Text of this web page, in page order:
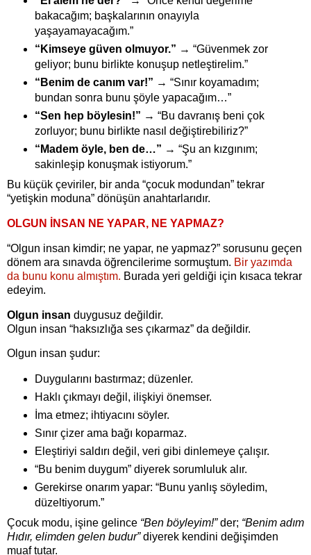
bakacağım; başkalarının onayıyla
yaşayamayacağım.”
“Kimseye güven olmuyor.” → “Güvenmek zor
geliyor; bunu birlikte konuşup netleştirelim.”
“Benim de canım var!” → “Sınır koyamadım;
bundan sonra bunu şöyle yapacağım…”
“Sen hep böylesin!” → “Bu davranış beni çok
zorluyor; bunu birlikte nasıl değiştirebiliriz?”
“Madem öyle, ben de…” → “Şu an kızgınım;
sakinleşip konuşmak istiyorum.”
Bu küçük çeviriler, bir anda “çocuk modundan” tekrar
“yetişkin moduna” dönüşün anahtarlarıdır.
OLGUN İNSAN NE YAPAR, NE YAPMAZ?
“Olgun insan kimdir; ne yapar, ne yapmaz?” sorusunu geçen
dönem ara sınavda öğrencilerime sormuştum. Bir yazımda
da bunu konu almıştım. Burada yeri geldiği için kısaca tekrar
edeyim.
Olgun insan duygusuz değildir.
Olgun insan “haksızlığa ses çıkarmaz” da değildir.
Olgun insan şudur:
Duygularını bastırmaz; düzenler.
Haklı çıkmayı değil, ilişkiyi önemser.
İma etmez; ihtiyacını söyler.
Sınır çizer ama bağı koparmaz.
Eleştiriyi saldırı değil, veri gibi dinlemeye çalışır.
“Bu benim duygum” diyerek sorumluluk alır.
Gerekirse onarım yapar: “Bunu yanlış söyledim,
düzeltiyorum.”
Çocuk modu, işine gelince “Ben böyleyim!”der; “Benim adım
Hıdır, elimden gelen budur”diyerek kendini değişimden
muaf tutar.